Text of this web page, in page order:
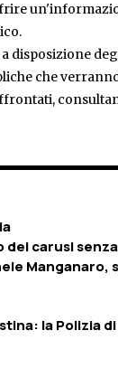
disposizione
che
carusi
Manganaro,
la Polizia